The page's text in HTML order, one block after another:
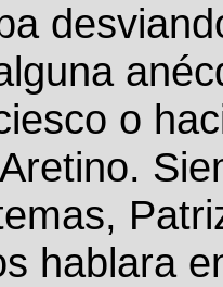
o
hablara